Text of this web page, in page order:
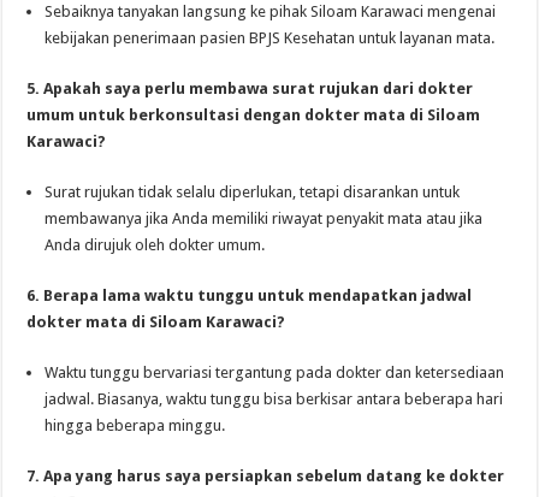
Sebaiknya tanyakan langsung ke pihak Siloam Karawaci mengenai
kebijakan penerimaan pasien BPJS Kesehatan untuk layanan mata.
5. Apakah saya perlu membawa surat rujukan dari dokter
umum untuk berkonsultasi dengan dokter mata di Siloam
Karawaci?
Surat rujukan tidak selalu diperlukan, tetapi disarankan untuk
membawanya jika Anda memiliki riwayat penyakit mata atau jika
Anda dirujuk oleh dokter umum.
6. Berapa lama waktu tunggu untuk mendapatkan jadwal
dokter mata di Siloam Karawaci?
Waktu tunggu bervariasi tergantung pada dokter dan ketersediaan
jadwal. Biasanya, waktu tunggu bisa berkisar antara beberapa hari
hingga beberapa minggu.
7. Apa yang harus saya persiapkan sebelum datang ke dokter